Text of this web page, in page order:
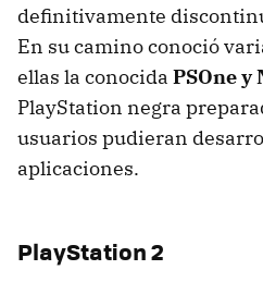
definitivamente
En su camino conoció
ellas la conocida PSOne y
PlayStation negra
usuarios pudieran
aplicaciones.
PlayStation 2